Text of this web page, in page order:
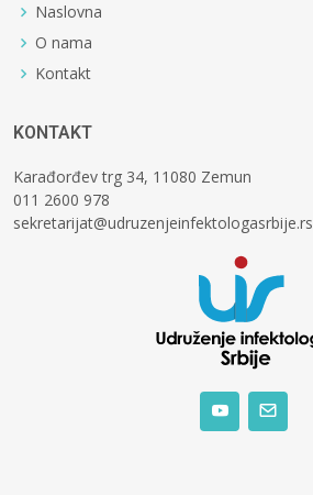
Naslovna
O nama
Kontakt
KONTAKT
Karađorđev trg 34, 11080 Zemun
011 2600 978
sekretarijat@udruzenjeinfektologasrbije.rs